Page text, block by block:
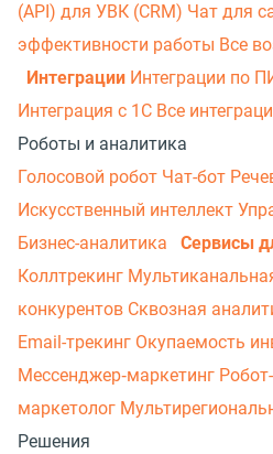
(API) для УВК (CRM) Чат для
эффективности работы Все
Интеграции Интеграции по
Интеграция с 1С Все
Роботы и аналитика
Голосовой робот Чат-бот
Искусственный интеллект
Бизнес-аналитика
Сервисы
Коллтрекинг
конкурентов Сквозная
Email-трекинг Окупаемость
Мессенджер‑маркетинг
маркетолог
Решения